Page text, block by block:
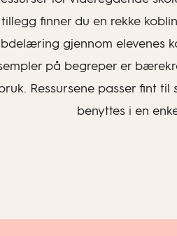
finner du en rekke
gjennom elevenes
på begreper er
Ressursene passer fint
benyttes i en